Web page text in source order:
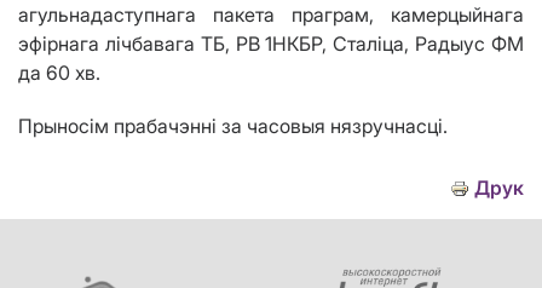
агульнадаступнага пакета праграм, камерцыйнага
эфірнага лічбавага ТБ, РВ 1НКБР, Сталіца, Радыус ФМ
да 60 хв.
Прыносім прабачэнні за часовыя нязручнасці.
Друк